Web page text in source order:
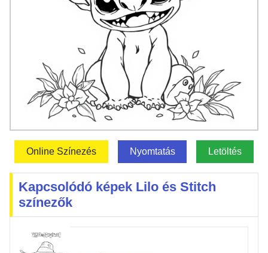
Online Színezés Nyomtatás Letöltés
Kapcsolódó képek Lilo és Stitch
színezők